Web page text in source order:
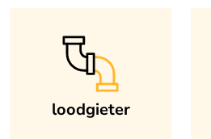
loodgieter